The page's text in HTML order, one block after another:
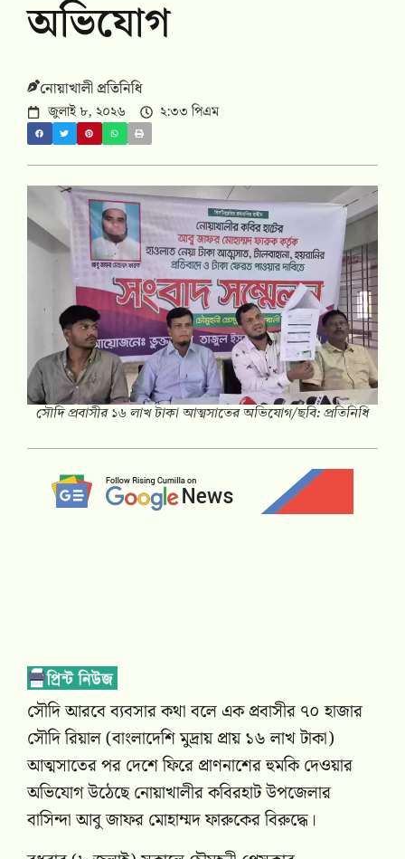
অভিযোগ
নোয়াখালী প্রতিনিধি
জুলাই ৮, ২০২৬ ২:৩৩ পিএম
সৌদি প্রবাসীর ১৬ লাখ টাকা আত্মসাতের অভিযোগ/ছবি: প্রতিনিধি
সৌদি আরবে ব্যবসার কথা বলে এক প্রবাসীর ৭০ হাজার
সৌদি রিয়াল (বাংলাদেশি মুদ্রায় প্রায় ১৬ লাখ টাকা)
আত্মসাতের পর দেশে ফিরে প্রাণনাশের হুমকি দেওয়ার
অভিযোগ উঠেছে নোয়াখালীর কবিরহাট উপজেলার
বাসিন্দা আবু জাফর মোহাম্মদ ফারুকের বিরুদ্ধে।